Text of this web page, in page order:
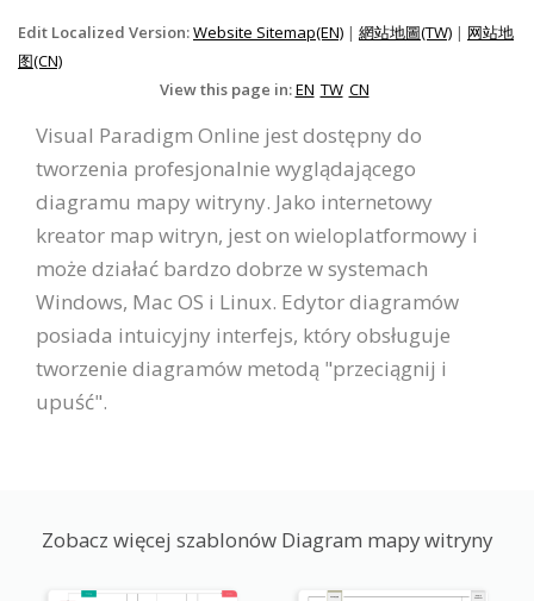
Edit Localized Version:Website Sitemap(EN) | 網站地圖(TW) | 网站地
图(CN)
View this page in:EN TW CN
Visual Paradigm Online jest dostępny do
tworzenia profesjonalnie wyglądającego
diagramu mapy witryny. Jako internetowy
kreator map witryn, jest on wieloplatformowy i
może działać bardzo dobrze w systemach
Windows, Mac OS i Linux. Edytor diagramów
posiada intuicyjny interfejs, który obsługuje
tworzenie diagramów metodą "przeciągnij i
upuść".
Zobacz więcej szablonów Diagram mapy witryny